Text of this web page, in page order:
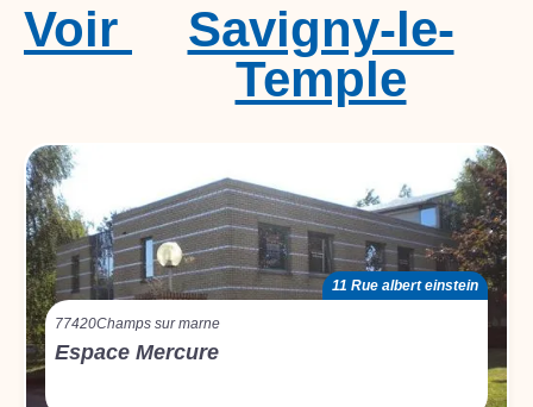
Savigny-le-
Temple
Voir
11 Rue albert einstein
77420Champs sur marne
Espace Mercure